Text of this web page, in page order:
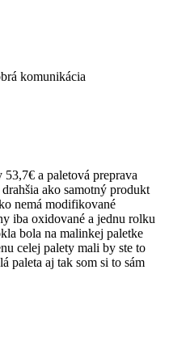
komunikácia
a paletová preprava
ako samotný produkt
nemá modifikované
iba oxidované a jednu rolku
bola na malinkej paletke
celej palety mali by ste to
paleta aj tak som si to sám